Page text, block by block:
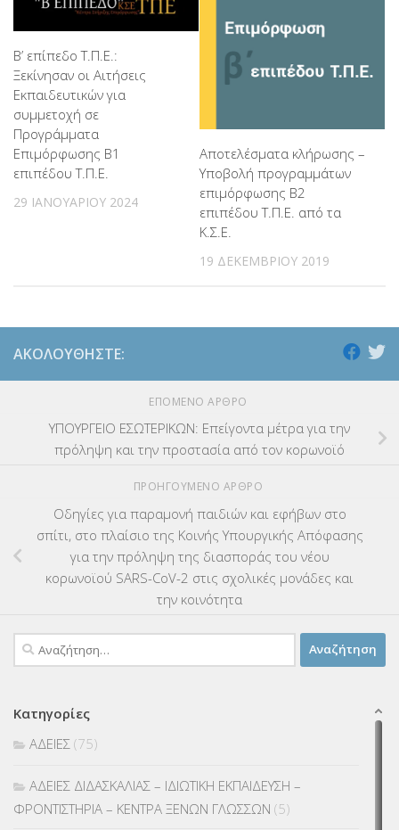
Β’ επίπεδο Τ.Π.Ε.:
Ξεκίνησαν οι Αιτήσεις
Εκπαιδευτικών για
συμμετοχή σε
Προγράμματα
Επιμόρφωσης Β1
επιπέδου Τ.Π.Ε.
29 ΙΑΝΟΥΑΡΊΟΥ 2024
Αποτελέσματα κλήρωσης –
Υποβολή προγραμμάτων
επιμόρφωσης Β2
επιπέδου Τ.Π.Ε. από τα
Κ.Σ.Ε.
19 ΔΕΚΕΜΒΡΊΟΥ 2019
ΑΚΟΛΟΥΘΉΣΤΕ:
ΕΠΌΜΕΝΟ ΆΡΘΡΟ
ΥΠΟΥΡΓΕΙΟ ΕΣΩΤΕΡΙΚΩΝ: Επείγοντα μέτρα για την
πρόληψη και την προστασία από τον κορωνοϊό
ΠΡΟΗΓΟΎΜΕΝΟ ΆΡΘΡΟ
Οδηγίες για παραμονή παιδιών και εφήβων στο
σπίτι, στο πλαίσιο της Κοινής Υπουργικής Απόφασης
για την πρόληψη της διασποράς του νέου
κορωνοϊού SARS-CoV-2 στις σχολικές μονάδες και
την κοινότητα
Αναζήτηση
για:
Κατηγορίες
ΑΔΕΙΕΣ (75)
ΑΔΕΙΕΣ ΔΙΔΑΣΚΑΛΙΑΣ – ΙΔΙΩΤΙΚΗ ΕΚΠΑΙΔΕΥΣΗ –
ΦΡΟΝΤΙΣΤΗΡΙΑ – ΚΕΝΤΡΑ ΞΕΝΩΝ ΓΛΩΣΣΩΝ (5)